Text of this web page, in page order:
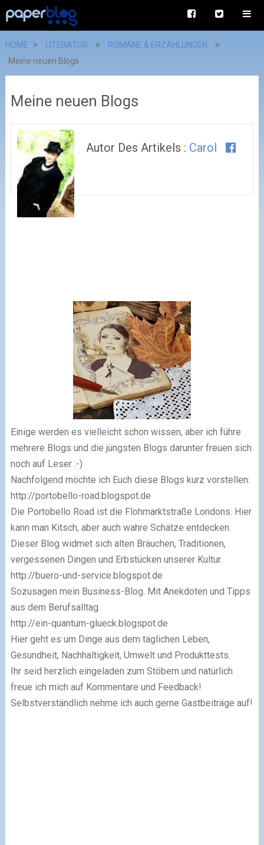
HOME LITERATUR
ROMANE & ERZÄHLUNGEN
Meine neuen Blogs
Meine neuen Blogs
Autor Des Artikels : Carol
Einige werden es vielleicht schon wissen, aber ich führe
mehrere Blogs und die jüngsten Blogs darunter freuen sich
noch auf Leser :-)
Nachfolgend möchte ich Euch diese Blogs kurz vorstellen:
http://portobello-road.blogspot.de
Die Portobello Road ist die Flohmarktstraße Londons. Hier
kann man Kitsch, aber auch wahre Schätze entdecken.
Dieser Blog widmet sich alten Bräuchen, Traditionen,
vergessenen Dingen und Erbstücken unserer Kultur.
http://buero-und-service.blogspot.de
Sozusagen mein Business-Blog. Mit Anekdoten und Tipps
aus dem Berufsalltag.
http://ein-quantum-glueck.blogspot.de
Hier geht es um Dinge aus dem täglichen Leben,
Gesundheit, Nachhaltigkeit, Umwelt und Produkttests.
Ihr seid herzlich eingeladen zum Stöbern und natürlich
freue ich mich auf Kommentare und Feedback!
Selbstverständlich nehme ich auch gerne Gastbeiträge auf!